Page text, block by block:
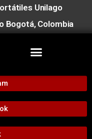
Unilago
Bogotá, Colombia